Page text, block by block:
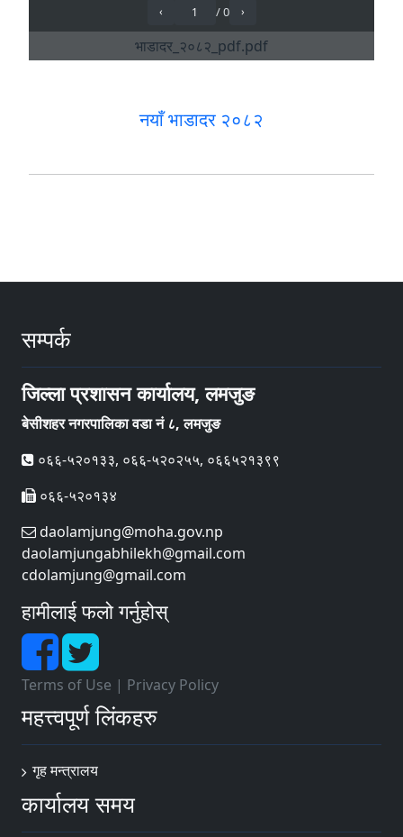
नयाँ भाडादर २०८२
सम्पर्क
जिल्ला प्रशासन कार्यालय, लमजुङ
बेसीशहर नगरपालिका वडा नं ८, लमजुङ
०६६-५२०१३३, ०६६-५२०२५५, ०६६५२१३९९
०६६-५२०१३४
daolamjung@moha.gov.np
daolamjungabhilekh@gmail.com
cdolamjung@gmail.com
हामीलाई फलो गर्नुहोस्
Terms of Use | Privacy Policy
महत्त्वपूर्ण लिंकहरु
गृह मन्त्रालय
कार्यालय समय